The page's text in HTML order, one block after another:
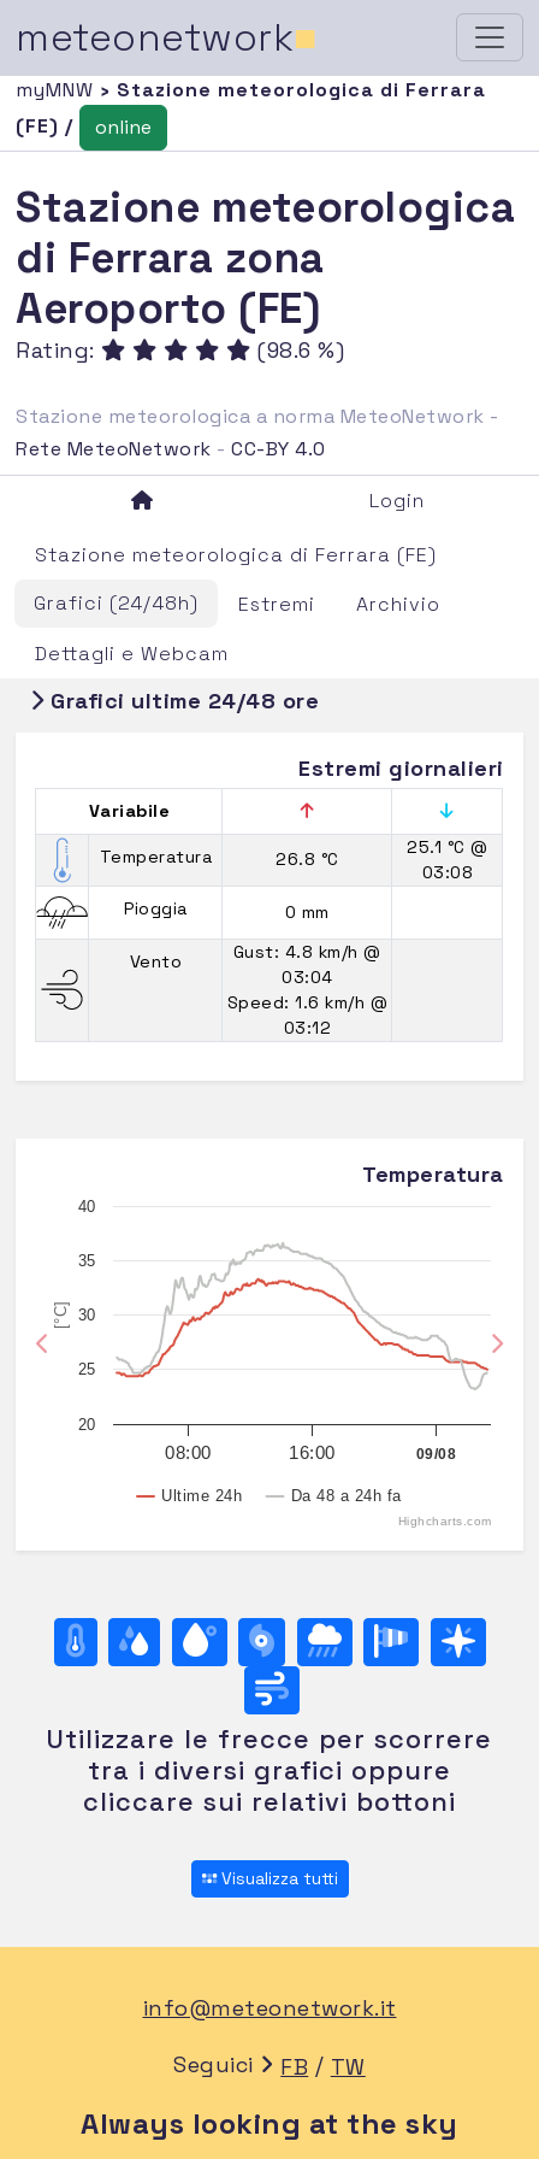
meteonetwork■
myMNW › Stazione meteorologica di Ferrara
(FE) /
online
Stazione meteorologica
di Ferrara zona
Aeroporto (FE)
Rating: (98.6 %)
Stazione meteorologica a norma MeteoNetwork -
Rete MeteoNetwork -CC-BY 4.0
Login
Stazione meteorologica di Ferrara (FE)
Grafici (24/48h)
Estremi
Archivio
Dettagli e Webcam
Grafici ultime 24/48 ore
Estremi giornalieri
Variabile
Temperatura 26.8 °C
25.1 °C@
03:08
Pioggia
0 mm
Vento Gust: 4.8 km/h@
03:04
Speed: 1.6 km/h @
03:12
Temperatura
[°C]
Ultime 24h Da 48 a 24h fa
09/08
08:00 16:00
20
25
30
35
40
Highcharts.com
Previous
Utilizzare le frecce per scorrere
tra i diversi grafici oppure
cliccare sui relativi bottoni
Visualizza tutti
info@meteonetwork.it
Seguici FB / TW
Always looking at the sky